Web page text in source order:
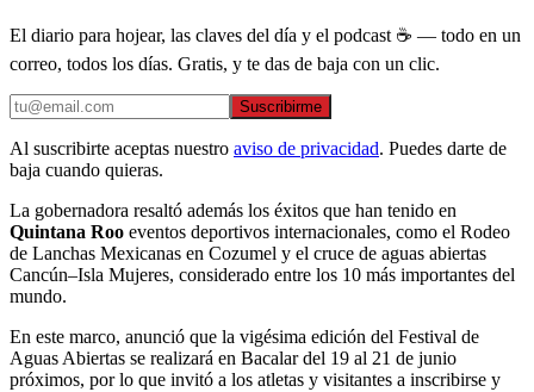
El diario para hojear, las claves del día y el podcast ☕ — todo en un
correo, todos los días. Gratis, y te das de baja con un clic.
Suscribirme
Al suscribirte aceptas nuestro aviso de privacidad. Puedes darte de
baja cuando quieras.
La gobernadora resaltó además los éxitos que han tenido en
Quintana Roo eventos deportivos internacionales, como el Rodeo
de Lanchas Mexicanas en Cozumel y el cruce de aguas abiertas
Cancún–Isla Mujeres, considerado entre los 10 más importantes del
mundo.
En este marco, anunció que la vigésima edición del Festival de
Aguas Abiertas se realizará en Bacalar del 19 al 21 de junio
próximos, por lo que invitó a los atletas y visitantes a inscribirse y